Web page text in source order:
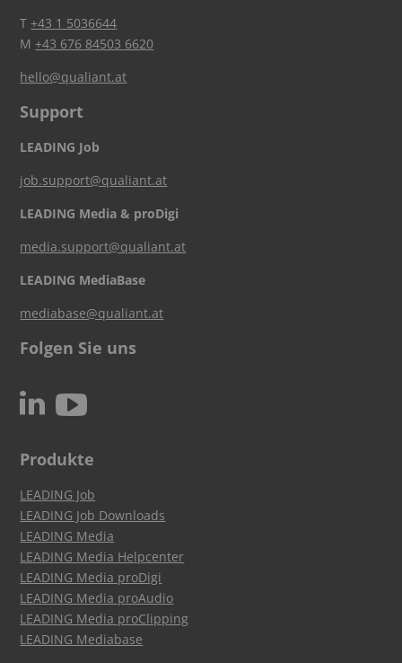
T+43 1 5036644
M+43 676 84503 6620
hello@qualiant.at
Support
LEADING Job
job.support@qualiant.at
LEADING Media & proDigi
media.support@qualiant.at
LEADING MediaBase
mediabase@qualiant.at
Folgen Sie uns
N c
Produkte
LEADING Job
LEADING Job Downloads
LEADING Media
LEADING Media Helpcenter
LEADING Media proDigi
LEADING Media proAudio
LEADING Media proClipping
LEADING Mediabase